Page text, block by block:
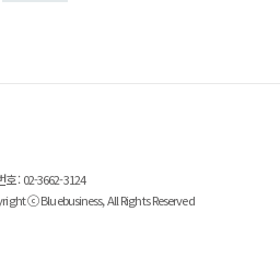
호 : 02-3662-3124
ⓒBluebusiness, All Rights Reserved